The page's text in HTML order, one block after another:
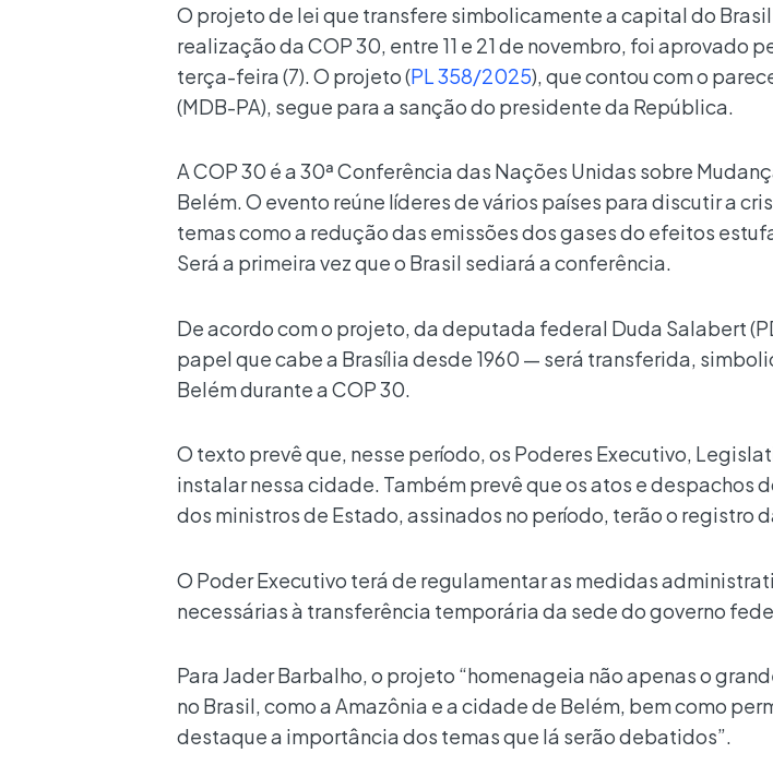
O projeto de lei que transfere simbolicamente a capital do
realização da COP 30, entre 11 e 21 de novembro, foi aprovado
terça-feira (7). O projeto (PL 358/2025), que contou com o
(MDB-PA), segue para a sanção do presidente da República.
A COP 30 é a 30ª Conferência das Nações Unidas sobre
Belém. O evento reúne líderes de vários países para discutir a
temas como a redução das emissões dos gases do efeitos
Será a primeira vez que o Brasil sediará a conferência.
De acordo com o projeto, da deputada federal Duda Salabert
papel que cabe a Brasília desde 1960 — será transferida,
Belém durante a COP 30.
O texto prevê que, nesse período, os Poderes Executivo,
instalar nessa cidade. Também prevê que os atos e despachos
dos ministros de Estado, assinados no período, terão o registro
O Poder Executivo terá de regulamentar as medidas
necessárias à transferência temporária da sede do governo
Para Jader Barbalho, o projeto “homenageia não apenas o
no Brasil, como a Amazônia e a cidade de Belém, bem como
destaque a importância dos temas que lá serão debatidos”.